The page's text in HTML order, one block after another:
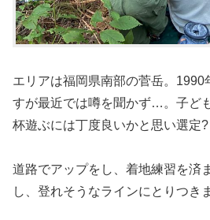
エリアは福岡県南部の菅岳。1990
すが最近では噂を聞かず…。子ど
杯遊ぶには丁度良いかと思い選定?
道路でアップをし、着地練習を済
し、登れそうなラインにとりつき